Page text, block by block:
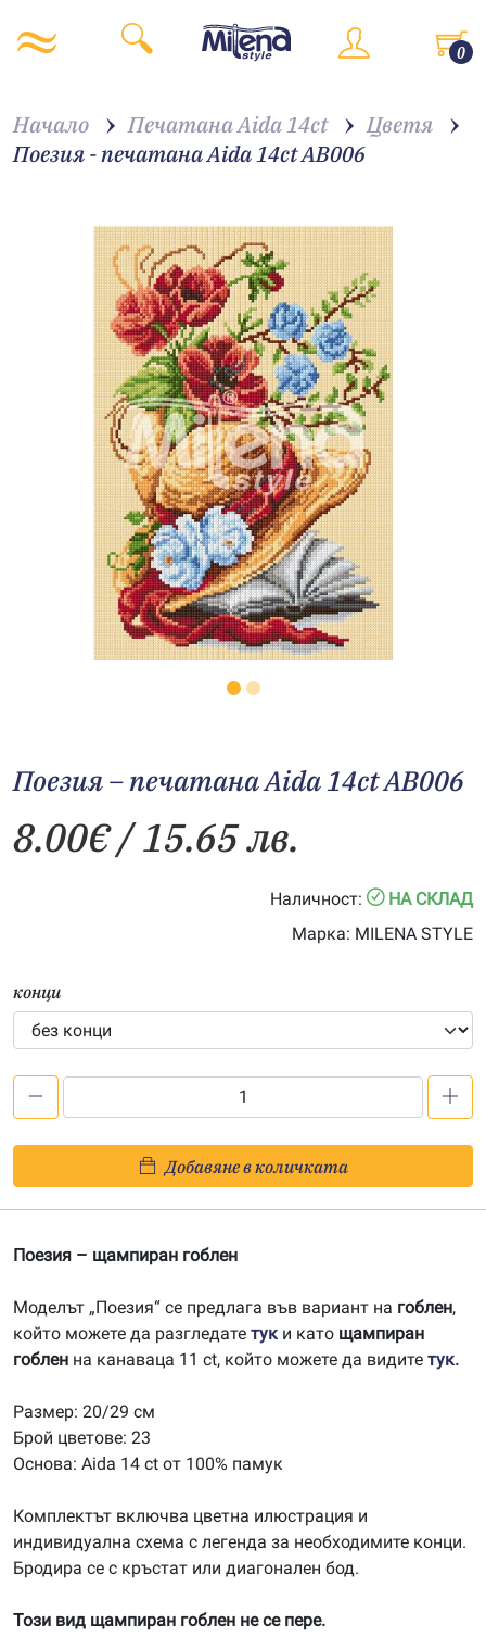
0
Начало Печатана Aida 14ct
Цветя
Поезия - печатана Aida 14ct AB006
Поезия – печатана Aida 14ct AB006
8.00€/ 15.65 лв.
Наличност:
НА СКЛАД
Марка: MILENA STYLE
конци
-
печатана
14ct
Добавяне в количката
Поезия – щампиран гоблен
Моделът „Поезия“ се предлага във вариант на гоблен,
който можете да разгледате туки като щампиран
гоблен на канаваца 11 ct, който можете да видите тук.
Размер: 20/29 см
Брой цветове: 23
Основа: Aida 14 ct от 100% памук
Комплектът включва цветна илюстрация и
индивидуална схема с легенда за необходимите конци.
Бродира се с кръстат или диагонален бод.
Този вид щампиран гоблен не се пере.